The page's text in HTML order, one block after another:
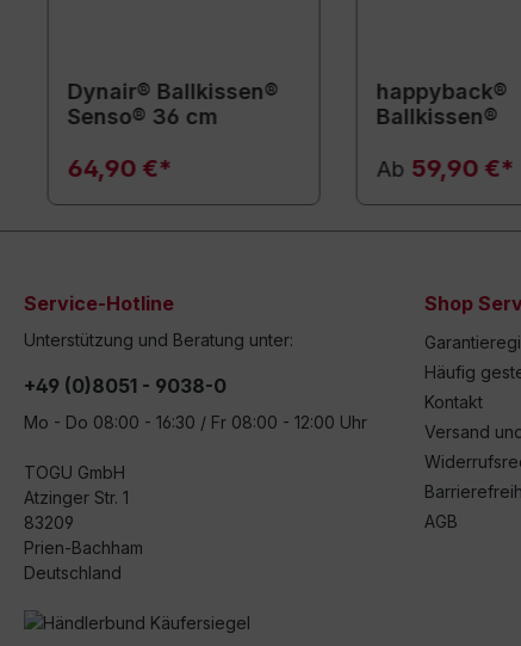
Dynair® Ballkissen®
Senso® 36 cm
64,90 €*
happyback®
Ballkissen®
Ab 59,90 €*
Service-Hotline
Unterstützung und Beratung unter:
+49 (0)8051 - 9038-0
Mo - Do 08:00 - 16:30 / Fr 08:00 - 12:00 Uhr
TOGU GmbH
Atzinger Str. 1
83209
Prien-Bachham
Deutschland
Shop
Häufig
Kontakt
Versand
AGB